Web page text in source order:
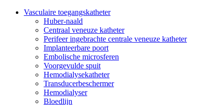
Vasculaire toegangskatheter
Huber-naald
Centraal veneuze katheter
Perifeer ingebrachte centrale veneuze katheter
Implanteerbare poort
Embolische microsferen
Voorgevulde spuit
Hemodialysekatheter
Transducerbeschermer
Hemodialyser
Bloedlijn